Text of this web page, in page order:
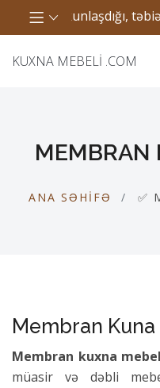
təbiəti ilə
KUXNA MEBELI .COM
MEMBRAN
ANA SƏHIFƏ ✅
Membran
Membran kuxna
müasir və dəbli